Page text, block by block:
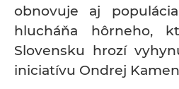
obnovuje aj
hlucháňa hôrneho,
Slovensku hrozí
iniciatívu Ondrej